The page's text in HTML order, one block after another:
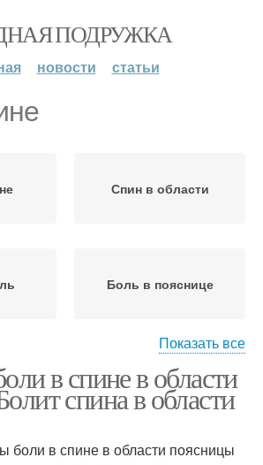
ПОДРУЖКА
новости статьи
Спин в области
Боль в пояснице
Тянущая-ноющая боль
Показать все
в спине в области
спина в области
боли в спине в области поясницы